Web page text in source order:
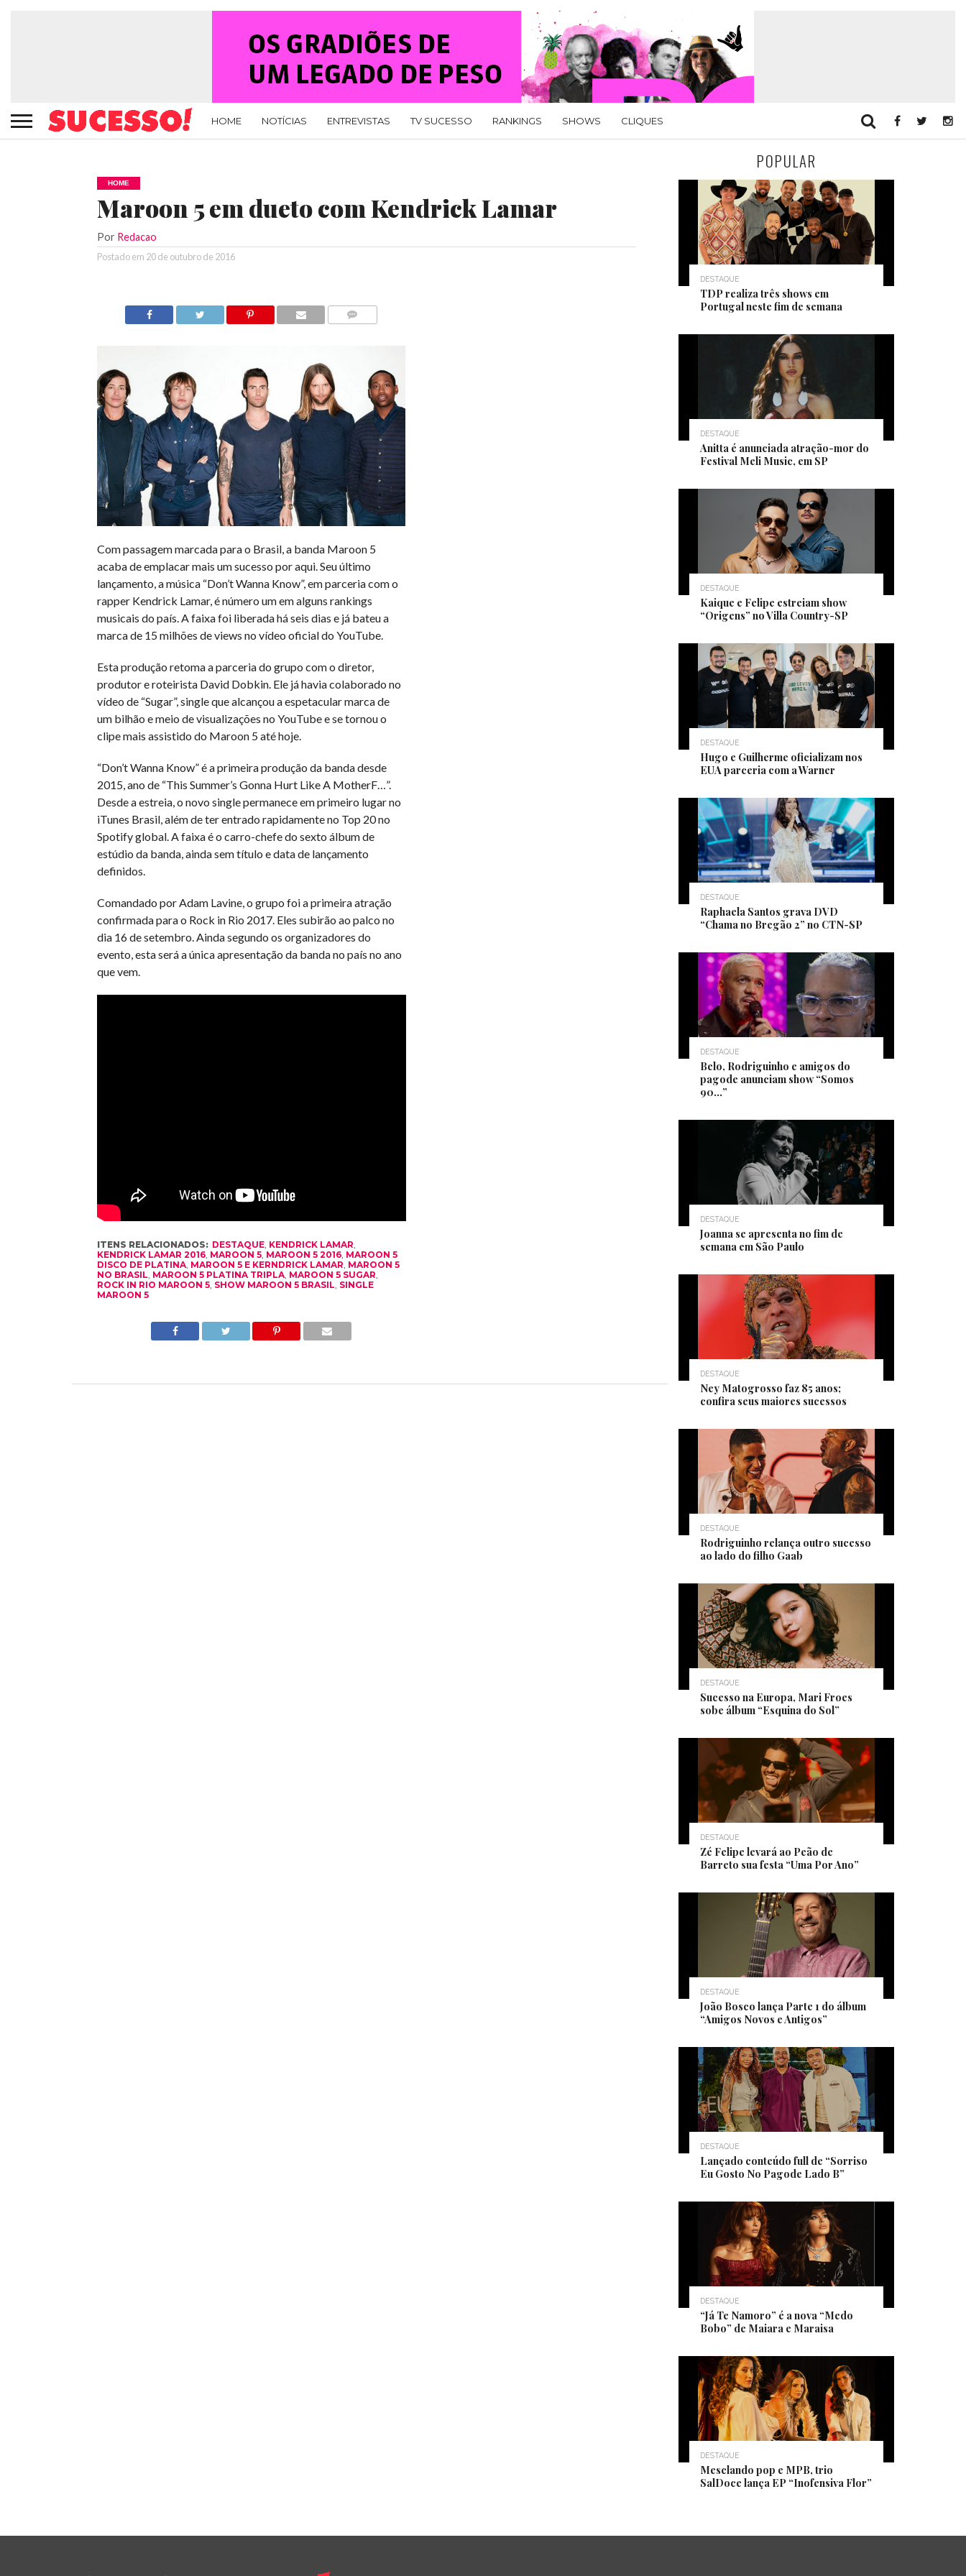
HOME NOTÍCIAS ENTREVISTAS TV SUCESSO RANKINGS SHOWS CLIQUES
HOME
Maroon 5 em dueto com Kendrick Lamar
Por Redacao
Postado em 20 de outubro de 2016
Com passagem marcada para o Brasil, a banda Maroon 5
acaba de emplacar mais um sucesso por aqui. Seu último
lançamento, a música “Don’t Wanna Know”, em parceria com o
rapper Kendrick Lamar, é número um em alguns rankings
musicais do país. A faixa foi liberada há seis dias e já bateu a
marca de 15 milhões de views no vídeo oficial do YouTube.
Esta produção retoma a parceria do grupo com o diretor,
produtor e roteirista David Dobkin. Ele já havia colaborado no
vídeo de “Sugar”, single que alcançou a espetacular marca de
um bilhão e meio de visualizações no YouTube e se tornou o
clipe mais assistido do Maroon 5 até hoje.
“Don’t Wanna Know” é a primeira produção da banda desde
2015, ano de “This Summer’s Gonna Hurt Like A MotherF…”.
Desde a estreia, o novo single permanece em primeiro lugar no
iTunes Brasil, além de ter entrado rapidamente no Top 20 no
Spotify global. A faixa é o carro-chefe do sexto álbum de
estúdio da banda, ainda sem título e data de lançamento
definidos.
Comandado por Adam Lavine, o grupo foi a primeira atração
confirmada para o Rock in Rio 2017. Eles subirão ao palco no
dia 16 de setembro. Ainda segundo os organizadores do
evento, esta será a única apresentação da banda no país no ano
que vem.
ITENS RELACIONADOS: DESTAQUE, KENDRICK LAMAR
KENDRICK LAMAR 2016, MAROON 5, MAROON 5 2016, MAROON 5
DISCO DE PLATINA, MAROON 5 E KERNDRICK LAMAR MAROON 5
NO BRASIL MAROON 5 PLATINA TRIPLA, MAROON 5 SUGAR
ROCK IN RIO MAROON 5, SHOW MAROON 5 BRASIL SINGLE
MAROON 5
POPULAR
DESTAQUE
TDP realiza três shows em
Portugal neste fim de semana
DESTAQUE
Anitta é anunciada atração-mor do
Festival Meli Music, em SP
DESTAQUE
Kaique e Felipe estreiam show
“Origens” no Villa Country-SP
DESTAQUE
Hugo e Guilherme oficializam nos
EUA parceria com a Warner
DESTAQUE
Raphaela Santos grava DVD
“Chama no Bregão 2” no CTN-SP
DESTAQUE
Belo, Rodriguinho e amigos do
pagode anunciam show “Somos
90…”
DESTAQUE
Joanna se apresenta no fim de
semana em São Paulo
DESTAQUE
Ney Matogrosso faz 85 anos;
confira seus maiores sucessos
DESTAQUE
Rodriguinho relança outro sucesso
ao lado do filho Gaab
DESTAQUE
Sucesso na Europa, Mari Froes
sobe álbum “Esquina do Sol”
DESTAQUE
Zé Felipe levará ao Peão de
Barreto sua festa “Uma Por Ano”
DESTAQUE
João Bosco lança Parte 1 do álbum
“Amigos Novos e Antigos”
DESTAQUE
Lançado conteúdo full de “Sorriso
Eu Gosto No Pagode Lado B”
DESTAQUE
“Já Te Namoro” é a nova “Medo
Bobo” de Maiara e Maraisa
DESTAQUE
Mesclando pop e MPB, trio
SalDoce lança EP “Inofensiva Flor”